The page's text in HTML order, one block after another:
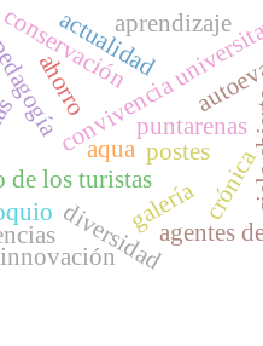
galería
postes
puntarenas
de los turistas
convivencia
agentes
conservación
diversidad
aprendizaje
crónica
actualidad
ahorro
innovación
aqua